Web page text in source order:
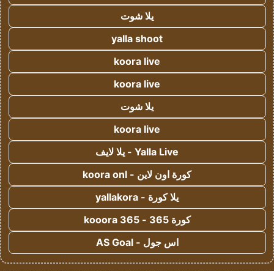
يلا شوت
yalla shoot
koora live
koora live
يلا شوت
koora live
Yalla Live - يلا لايف
كورة اون لاين - koora onl
يلا كورة - yallakora
كورة 365 - kooora 365
اس جول - AS Goal